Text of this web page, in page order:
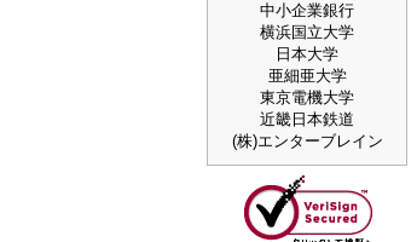
中小企業銀行
横浜国立大学
日本大学
亜細亜大学
東京電機大学
近畿日本鉄道
(株)エンターブレイン